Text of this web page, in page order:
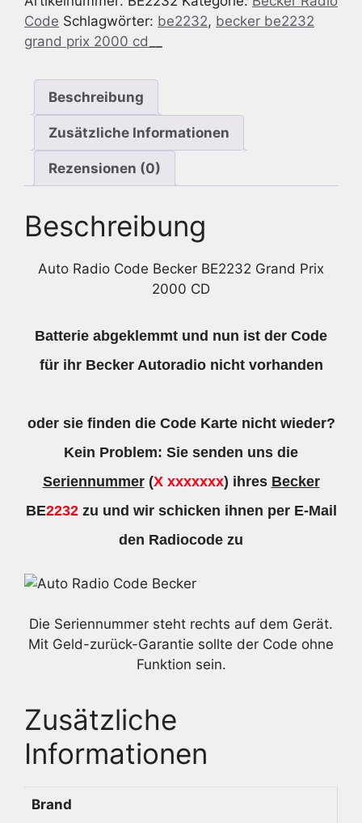
BE2232
Grand
Prix
Menge
Code Schlagwörter: be2232, becker be2232
grand prix 2000 cd__
Beschreibung
Zusätzliche Informationen
Rezensionen (0)
Beschreibung
Auto Radio Code Becker BE2232 Grand Prix
2000 CD
Batterie abgeklemmt und nun ist der Code
für ihr Becker Autoradio nicht vorhanden
oder sie finden die Code Karte nicht wieder?
Kein Problem: Sie senden uns die
Seriennummer(X xxxxxxx) ihres Becker
BE2232zu und wir schicken ihnen per E-Mail
den Radiocode zu
Die Seriennummer steht rechts auf dem Gerät.
Mit Geld-zurück-Garantie sollte der Code ohne
Funktion sein.
Zusätzliche
Informationen
Brand